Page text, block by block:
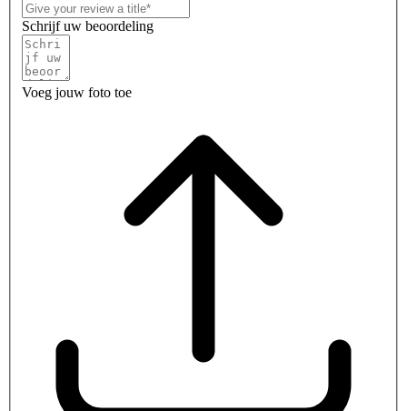
Schrijf uw beoordeling
Voeg jouw foto toe